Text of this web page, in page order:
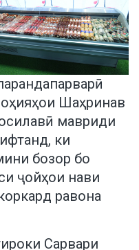
Шаҳринав
мавриди
ки
бозор бо
ҷойҳои нави
равона
Сарвари